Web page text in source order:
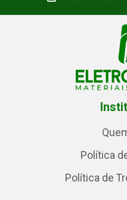
Política
Política de